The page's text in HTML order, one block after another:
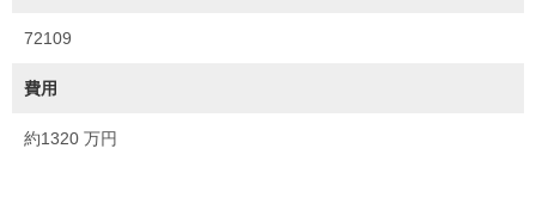
72109
費用
約1320 万円